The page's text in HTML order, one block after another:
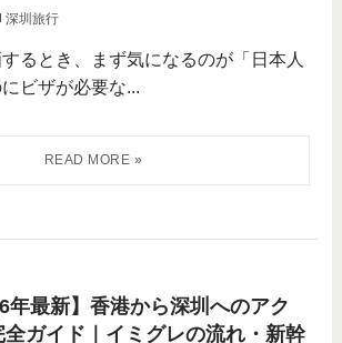
深圳旅行
るとき、まず気になるのが「日本人
ビザが必要な...
年最新】香港から深圳へのアク
全ガイド｜イミグレの流れ・新幹